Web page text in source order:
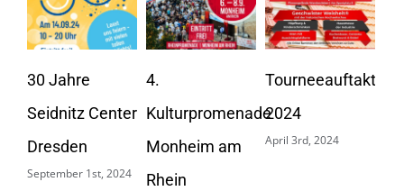
30 Jahre
Seidnitz Center
Dresden
September 1st, 2024
4.
Kulturpromenade
Monheim am
Rhein
Tourneeauftakt
2024
April 3rd, 2024